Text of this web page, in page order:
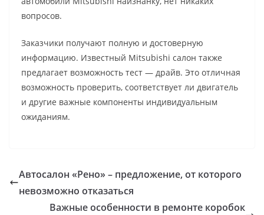
вопросов.
Заказчики получают полную и достоверную
информацию. Известный Mitsubishi салон также
предлагает возможность тест — драйв. Это отличная
возможность проверить, соответствует ли двигатель
и другие важные компоненты индивидуальным
ожиданиям.
Автосалон «Рено» – предложение, от которого
невозможно отказаться
Важные особенности в ремонте коробок